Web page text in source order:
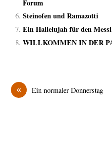
Forum
Steinofen und Ramazotti
Ein Hallelujah für den
WILLKOMMEN IN DER
« Ein normaler Donnerstag